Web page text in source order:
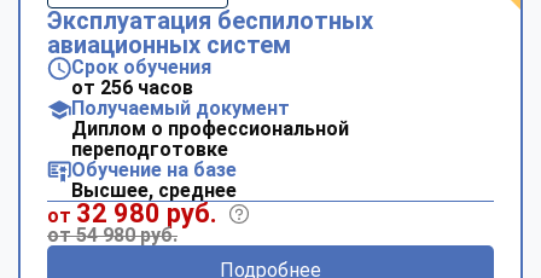
Эксплуатация беспилотных
авиационных систем
Срок обучения
от 256 часов
Получаемый документ
Диплом о профессиональной
переподготовке
Обучение на базе
Высшее, среднее
от 32 980 руб.
от 54 980 руб.
Подробнее